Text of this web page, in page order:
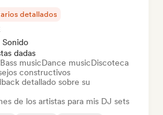
detallados
Sonido
dadas
Bass musicDance musicDiscoteca
constructivos
detallado sobre su
de los artistas para mis DJ sets